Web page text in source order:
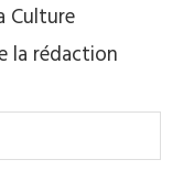
Culture
la rédaction